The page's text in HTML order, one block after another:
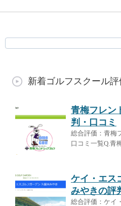
新着ゴルフスクール評
青梅フレン
判・口コミ
総合評価：青梅
口コミ一覧Q.青
ケイ・エス
みやきの評
総合評価：ケイ